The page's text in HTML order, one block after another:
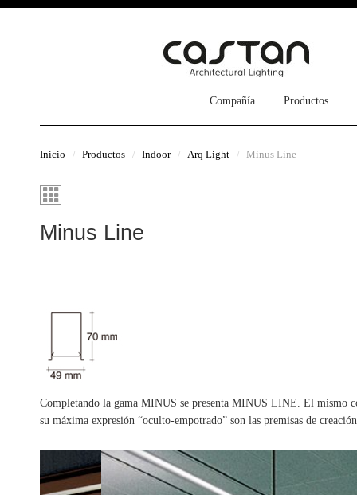
Compañía Productos
Inicio Productos Indoor Arq Light Minus Line
Minus Line
Completando la gama MINUS se presenta MINUS LINE. El mismo
su máxima expresión “oculto-empotrado” son las premisas de